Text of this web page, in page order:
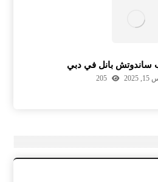
ساندوتش بانل في دبي
2025
205